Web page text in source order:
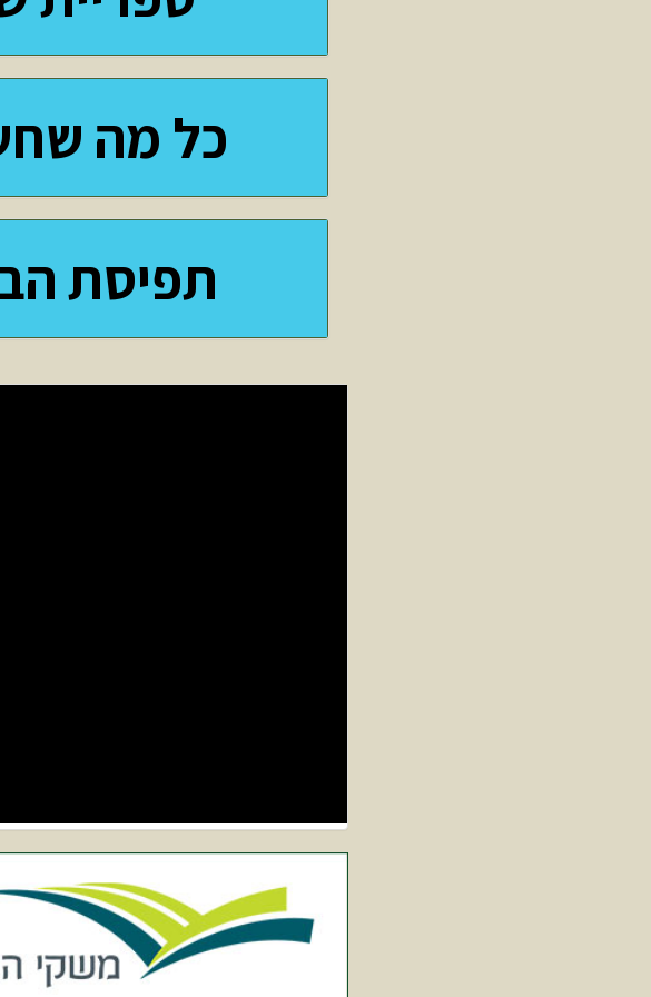
כל מה
תפיסת